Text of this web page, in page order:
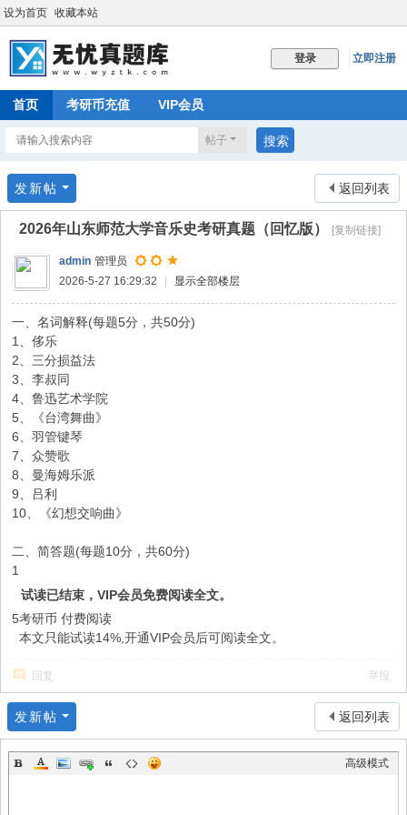
设为首页 收藏本站
登录 立即注册
首页 考研币充值 VIP会员
帖子 搜索
返回列表
发新帖
2026年山东师范大学音乐史考研真题（回忆版） [复制链接]
admin 管理员
2026-5-27 16:29:32
显示全部楼层
一、名词解释(每题5分，共50分)
1、侈乐
2、三分损益法
3、李叔同
4、鲁迅艺术学院
5、《台湾舞曲》
6、羽管键琴
7、众赞歌
8、曼海姆乐派
9、吕利
10、《幻想交响曲》
二、简答题(每题10分，共60分)
1
试读已结束，VIP会员免费阅读全文。
5考研币 付费阅读
本文只能试读14%,开通VIP会员后可阅读全文。
回复 举报
返回列表
发新帖
高级模式